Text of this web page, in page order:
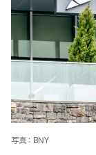
写真：BNY